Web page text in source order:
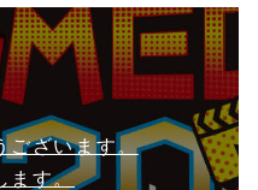
ございます。
ます。